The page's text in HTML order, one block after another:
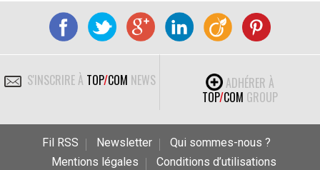
S'INSCRIRE À TOP/COM NEWS
ADHÉRER À
TOP/COM GROUP
Fil RSS Newsletter
Qui sommes-nous ?
Mentions légales
Conditions d’utilisations